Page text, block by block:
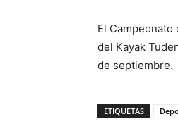
El
del Kayak
de septiembre.
ETIQUETAS